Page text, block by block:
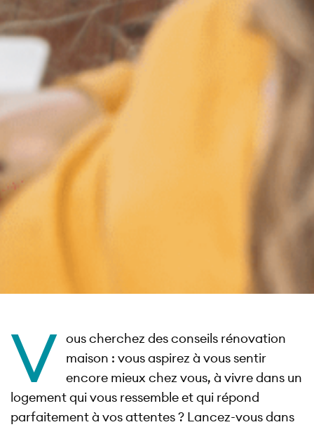
V ous cherchez des conseils rénovation
maison : vous aspirez à vous sentir
encore mieux chez vous, à vivre dans un
logement qui vous ressemble et qui répond
parfaitement à vos attentes ? Lancez-vous dans